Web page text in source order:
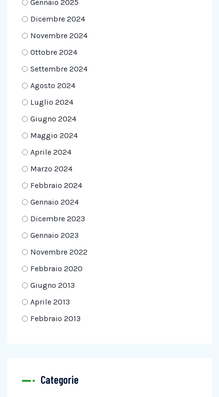
Gennaio 2025
Dicembre 2024
Novembre 2024
Ottobre 2024
Settembre 2024
Agosto 2024
Luglio 2024
Giugno 2024
Maggio 2024
Aprile 2024
Marzo 2024
Febbraio 2024
Gennaio 2024
Dicembre 2023
Gennaio 2023
Novembre 2022
Febbraio 2020
Giugno 2013
Aprile 2013
Febbraio 2013
Categorie